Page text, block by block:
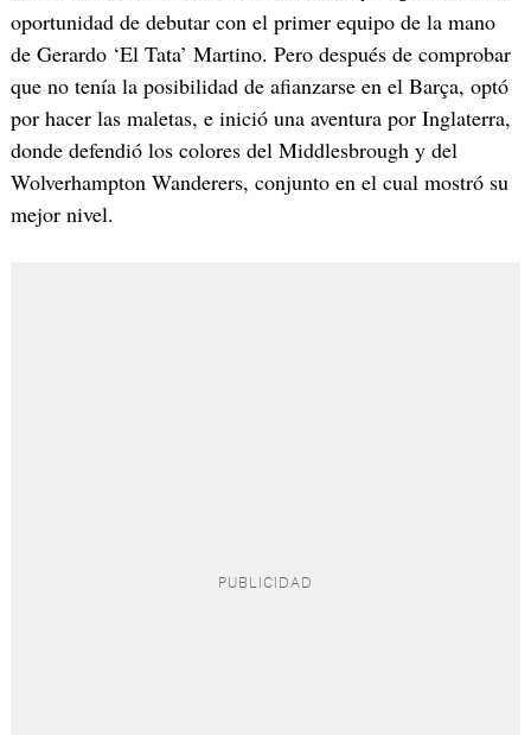
oportunidad de debutar con el primer equipo de la mano
de Gerardo ‘El Tata’ Martino. Pero después de comprobar
que no tenía la posibilidad de afianzarse en el Barça, optó
por hacer las maletas, e inició una aventura por Inglaterra,
donde defendió los colores del Middlesbrough y del
Wolverhampton Wanderers, conjunto en el cual mostró su
mejor nivel.